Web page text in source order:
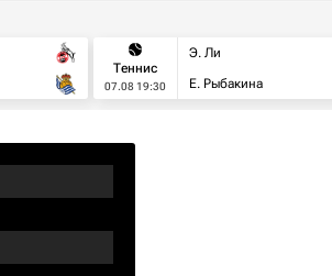
Теннис
07.08 19:30
Э. Ли
Е. Рыбакина